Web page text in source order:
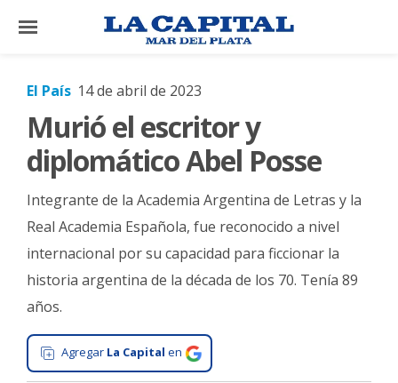
×
El
País
Mundo
La
Zona
Cultura
Gastronomía
El País 14 de abril de 2023
Murió el escritor y
diplomático Abel Posse
Integrante de la Academia Argentina de Letras y la
Real Academia Española, fue reconocido a nivel
internacional por su capacidad para ficcionar la
historia argentina de la década de los 70. Tenía 89
años.
Agregar La Capital en